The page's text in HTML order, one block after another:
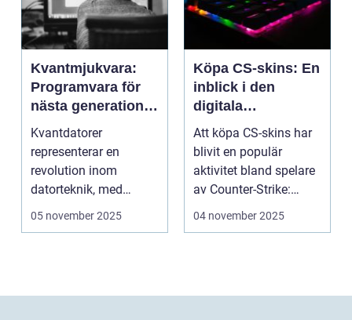
Kvantmjukvara:
Programvara för
nästa generations
datorer
Kvantdatorer
representerar en
revolution inom
datorteknik, med
kapacitet att lösa
05 november 2025
Köpa CS-skins: En
inblick i den
digitala
handelsvärlden
Att köpa CS-skins har
blivit en populär
aktivitet bland spelare
av Counter-Strike:
Global ...
04 november 2025